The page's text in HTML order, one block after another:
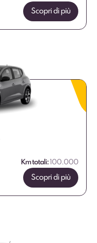
Scopri di più
Km totali: 100.000
Scopri di più